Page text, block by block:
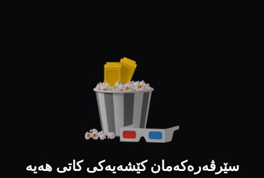
سێرڤەرەکەمان کێشەیەکی کاتی هەیە